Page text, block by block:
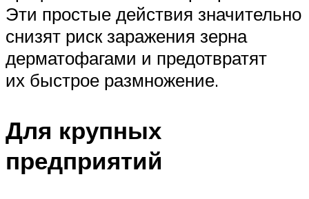
Эти простые действия значительно
снизят риск заражения зерна
дерматофагами и предотвратят
их быстрое размножение.
Для крупных
предприятий